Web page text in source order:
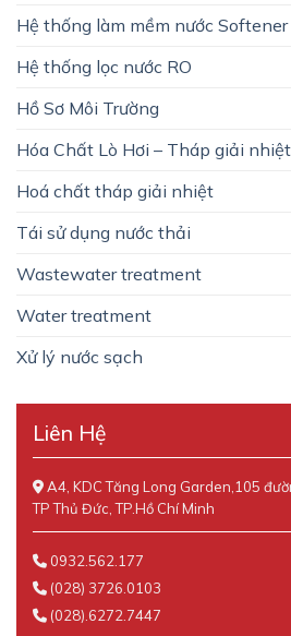
Hệ thống làm mềm nước Softener
Hệ thống lọc nước RO
Hồ Sơ Môi Trường
Hóa Chất Lò Hơi – Tháp giải nhiệt
Hoá chất tháp giải nhiệt
Tái sử dụng nước thải
Wastewater treatment
Water treatment
Xử lý nước sạch
Liên Hệ
A4, KDC Tăng Long Garden,105
TP Thủ Đức, TP.Hồ Chí Minh
0932.562.177
(028) 3726.0103
(028).6272.7447